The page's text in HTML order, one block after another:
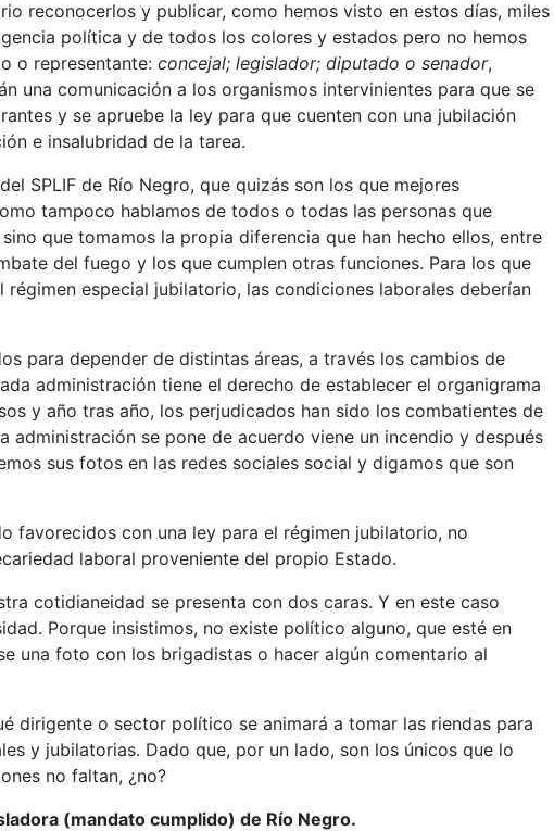
reconocerlos y publicar, como hemos visto en estos días, miles
política y de todos los colores y estados pero no hemos
o representante:concejal; legislador; diputado o senador,
una comunicación a los organismos intervinientes para que se
y se apruebe la ley para que cuenten con una jubilación
e insalubridad de la tarea.
SPLIF de Río Negro, que quizás son los que mejores
tampoco hablamos de todos o todas las personas que
que tomamos la propia diferencia que han hecho ellos, entre
del fuego y los que cumplen otras funciones. Para los que
especial jubilatorio, las condiciones laborales deberían
para depender de distintas áreas, a través los cambios de
administración tiene el derecho de establecer el organigrama
y año tras año, los perjudicados han sido los combatientes de
administración se pone de acuerdo viene un incendio y después
sus fotos en las redes sociales social y digamos que son
favorecidos con una ley para el régimen jubilatorio, no
laboral proveniente del propio Estado.
cotidianeidad se presenta con dos caras. Y en este caso
Porque insistimos, no existe político alguno, que esté en
una foto con los brigadistas o hacer algún comentario al
dirigente o sector político se animará a tomar las riendas para
y jubilatorias. Dado que, por un lado, son los únicos que lo
no faltan, ¿no?
(mandato cumplido) de Río Negro.